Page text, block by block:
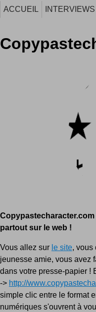
ACCUEIL INTERVIEWS
partout sur le web !
Vous allez sur le site, vous
jeunesse amie, vous avez
dans votre presse-papier !
-> http://
simple clic entre le format
numériques s'ouvrent à